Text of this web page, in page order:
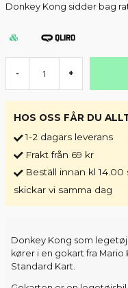
Donkey Kong sidder bag
- +
HOS OSS FÅR DU
1-2 dagars leverans
Frakt från 69 kr
Beställ innan kl 14.00
skickar vi samma dag
Donkey Kong som
kører i en gokart fra
Standard Kart.